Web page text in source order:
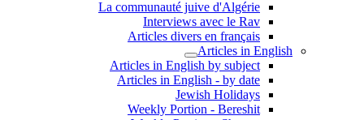
La communauté juive d'Algérie
Interviews avec le Rav
Articles divers en français
Articles in English
Articles in English by subject
Articles in English - by date
Jewish Holidays
Weekly Portion - Bereshit